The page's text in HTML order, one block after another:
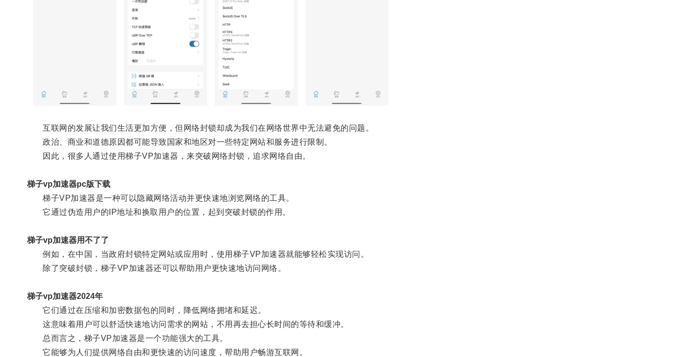
互联网的发展让我们生活更加方便，但网络封锁却成为我们在网络世界中无法避免的问题。
政治、商业和道德原因都可能导致国家和地区对一些特定网站和服务进行限制。
因此，很多人通过使用梯子VP加速器，来突破网络封锁，追求网络自由。
梯子vp加速器pc版下载
梯子VP加速器是一种可以隐藏网络活动并更快速地浏览网络的工具。
它通过伪造用户的IP地址和换取用户的位置，起到突破封锁的作用。
梯子vp加速器用不了了
例如，在中国，当政府封锁特定网站或应用时，使用梯子VP加速器就能够轻松实现访问。
除了突破封锁，梯子VP加速器还可以帮助用户更快速地访问网络。
梯子vp加速器2024年
它们通过在压缩和加密数据包的同时，降低网络拥堵和延迟。
这意味着用户可以舒适快速地访问需求的网站，不用再去担心长时间的等待和缓冲。
总而言之，梯子VP加速器是一个功能强大的工具。
它能够为人们提供网络自由和更快速的访问速度，帮助用户畅游互联网。